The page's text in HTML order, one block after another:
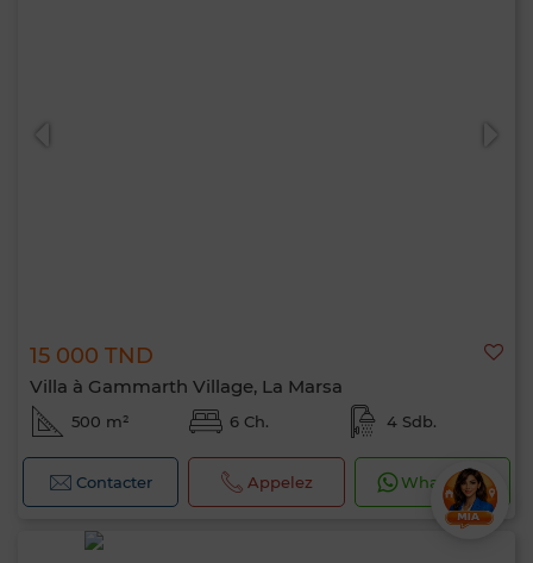
15 000 TND
Villa à Gammarth Village, La Marsa
500 m² 6 Ch. 4 Sdb.
Contacter Appelez WhatsApp